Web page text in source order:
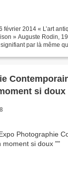
février 2014 « L’art
» Auguste Rodin,
par là même
si doux